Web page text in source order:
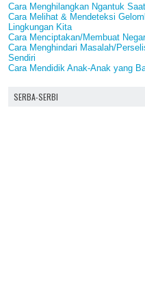
Cara Menghilangkan Ngantuk
Cara Melihat & Mendeteksi
Lingkungan Kita
Cara Menciptakan/Membuat
Cara Menghindari Masalah/
Sendiri
Cara Mendidik Anak-Anak yang
SERBA-SERBI